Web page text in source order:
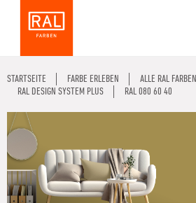
STARTSEITE FARBE ERLEBEN
ALLE RAL FARBEN
RAL DESIGN SYSTEM PLUS
RAL 080 60 40